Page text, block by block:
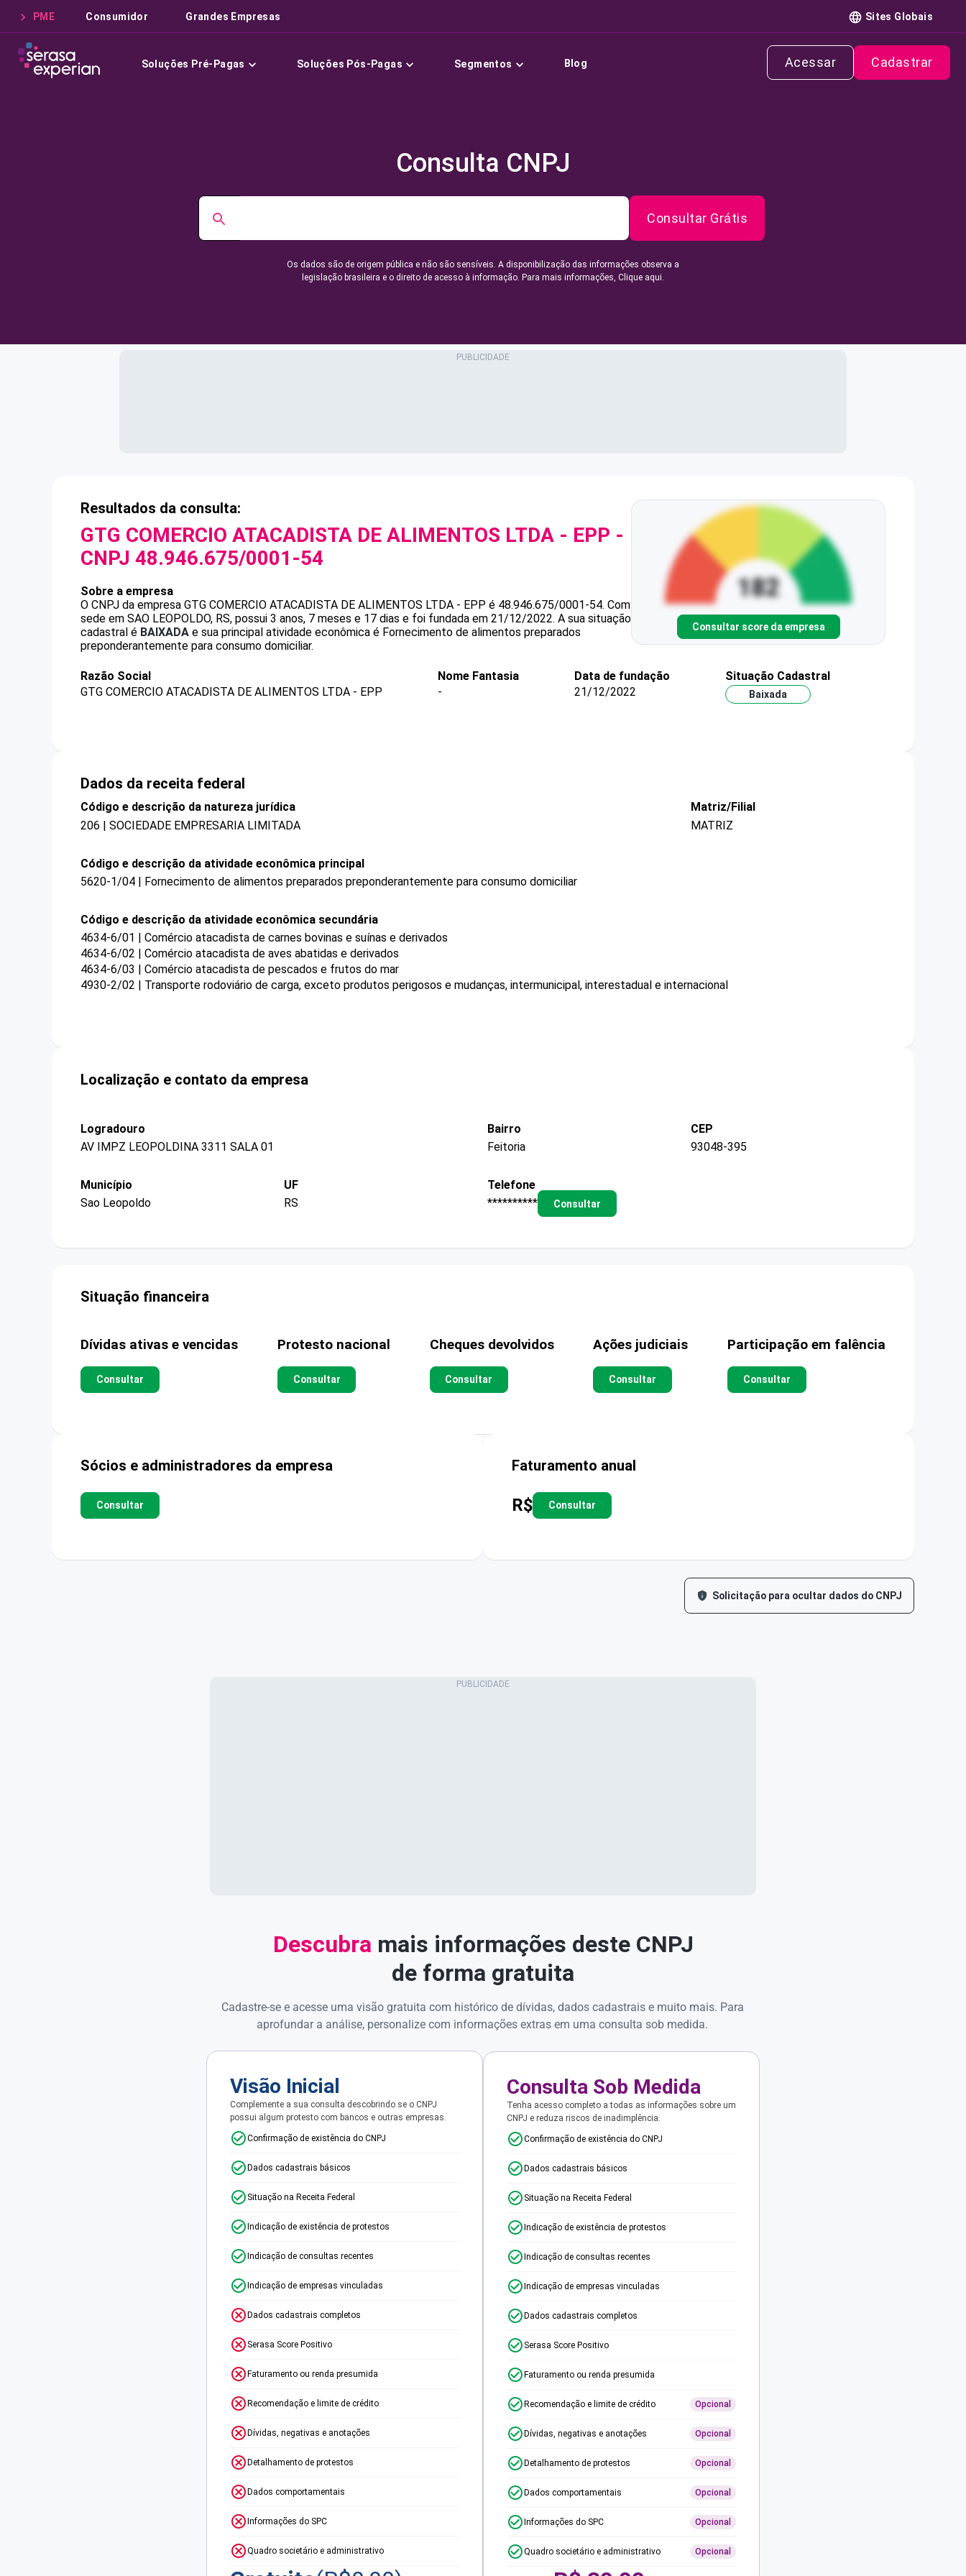
PME Consumidor Grandes Empresas Sites Globais
Soluções Pré-Pagas Soluções Pós-Pagas Segmentos Blog Acessar Cadastrar
Consulta CNPJ
Consultar Grátis
Os dados são de origem pública e não são sensíveis. A disponibilização das informações observa a
legislação brasileira e o direito de acesso à informação. Para mais informações, Clique aqui.
Resultados da consulta:
GTG COMERCIO ATACADISTA DE ALIMENTOS LTDA - EPP -
CNPJ 48.946.675/0001-54
Sobre a empresa
O CNPJ da empresa GTG COMERCIO ATACADISTA DE ALIMENTOS LTDA - EPP é 48.946.675/0001-54. Com
sede em SAO LEOPOLDO, RS, possui 3 anos, 7 meses e 17 dias e foi fundada em 21/12/2022. A sua situação
cadastral é BAIXADA e sua principal atividade econômica é Fornecimento de alimentos preparados
preponderantemente para consumo domiciliar.
Consultar score da empresa
Razão Social
GTG COMERCIO ATACADISTA DE ALIMENTOS LTDA - EPP
Nome Fantasia
-
Data de fundação
21/12/2022
Situação Cadastral
Baixada
Dados da receita federal
Código e descrição da natureza jurídica
206 | SOCIEDADE EMPRESARIA LIMITADA
Matriz/Filial
MATRIZ
Código e descrição da atividade econômica principal
5620-1/04 | Fornecimento de alimentos preparados preponderantemente para consumo domiciliar
Código e descrição da atividade econômica secundária
4634-6/01 | Comércio atacadista de carnes bovinas e suínas e derivados
4634-6/02 | Comércio atacadista de aves abatidas e derivados
4634-6/03 | Comércio atacadista de pescados e frutos do mar
4930-2/02 | Transporte rodoviário de carga, exceto produtos perigosos e mudanças, intermunicipal, interestadual e internacional
Localização e contato da empresa
Logradouro
AV IMPZ LEOPOLDINA 3311 SALA 01
Bairro
Feitoria
CEP
93048-395
Município
Sao Leopoldo
UF
RS
Telefone
**********
Consultar
Situação financeira
Dívidas ativas e vencidas
Consultar
Protesto nacional
Consultar
Cheques devolvidos
Consultar
Ações judiciais
Consultar
Participação em falência
Consultar
Sócios e administradores da empresa
Consultar
Faturamento anual
R$ Consultar
Solicitação para ocultar dados do CNPJ
Descubra mais informações deste CNPJ
de forma gratuita
Cadastre-se e acesse uma visão gratuita com histórico de dívidas, dados cadastrais e muito mais. Para
aprofundar a análise, personalize com informações extras em uma consulta sob medida.
Visão Inicial
Complemente a sua consulta descobrindo se o CNPJ
possui algum protesto com bancos e outras empresas.
Confirmação de existência do CNPJ
Dados cadastrais básicos
Situação na Receita Federal
Indicação de existência de protestos
Indicação de consultas recentes
Indicação de empresas vinculadas
Dados cadastrais completos
Serasa Score Positivo
Faturamento ou renda presumida
Recomendação e limite de crédito
Dívidas, negativas e anotações
Detalhamento de protestos
Dados comportamentais
Informações do SPC
Quadro societário e administrativo
Consulta Sob Medida
Tenha acesso completo a todas as informações sobre um
CNPJ e reduza riscos de inadimplência.
Confirmação de existência do CNPJ
Dados cadastrais básicos
Situação na Receita Federal
Indicação de existência de protestos
Indicação de consultas recentes
Indicação de empresas vinculadas
Dados cadastrais completos
Serasa Score Positivo
Faturamento ou renda presumida
Recomendação e limite de crédito Opcional
Dívidas, negativas e anotações Opcional
Detalhamento de protestos Opcional
Dados comportamentais Opcional
Informações do SPC Opcional
Quadro societário e administrativo Opcional